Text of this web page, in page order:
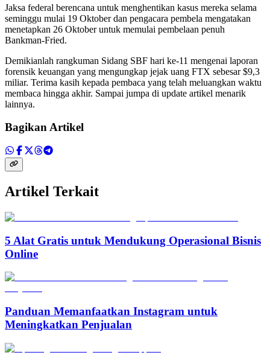
Jaksa federal berencana untuk menghentikan kasus mereka selama
seminggu mulai 19 Oktober dan pengacara pembela mengatakan
menetapkan 26 Oktober untuk memulai pembelaan penuh
Bankman-Fried.
Demikianlah rangkuman Sidang SBF hari ke-11 mengenai laporan
forensik keuangan yang mengungkap jejak uang FTX sebesar $9,3
miliar. Terima kasih kepada pembaca yang telah meluangkan waktu
membaca hingga akhir. Sampai jumpa di update artikel menarik
lainnya.
Bagikan Artikel
Artikel Terkait
5 Alat Gratis untuk Mendukung Operasional Bisnis
Online
Panduan Memanfaatkan Instagram untuk
Meningkatkan Penjualan